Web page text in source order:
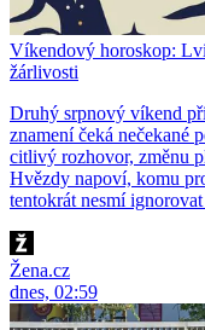
Víkendový horoskop:
žárlivosti
Druhý srpnový víkend
znamení čeká nečekané
citlivý rozhovor, změnu
Hvězdy napoví, komu
tentokrát nesmí
Žena.cz
dnes, 02:59